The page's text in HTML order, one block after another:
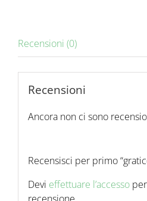
Recensioni (0)
Recensioni
Ancora non ci sono
Recensisci per primo
Devi effettuare l’accessoper